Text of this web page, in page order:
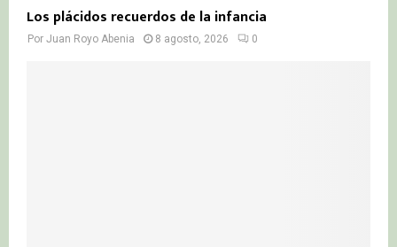
Los plácidos recuerdos de la infancia
Por Juan Royo Abenia 8 agosto, 2026 0